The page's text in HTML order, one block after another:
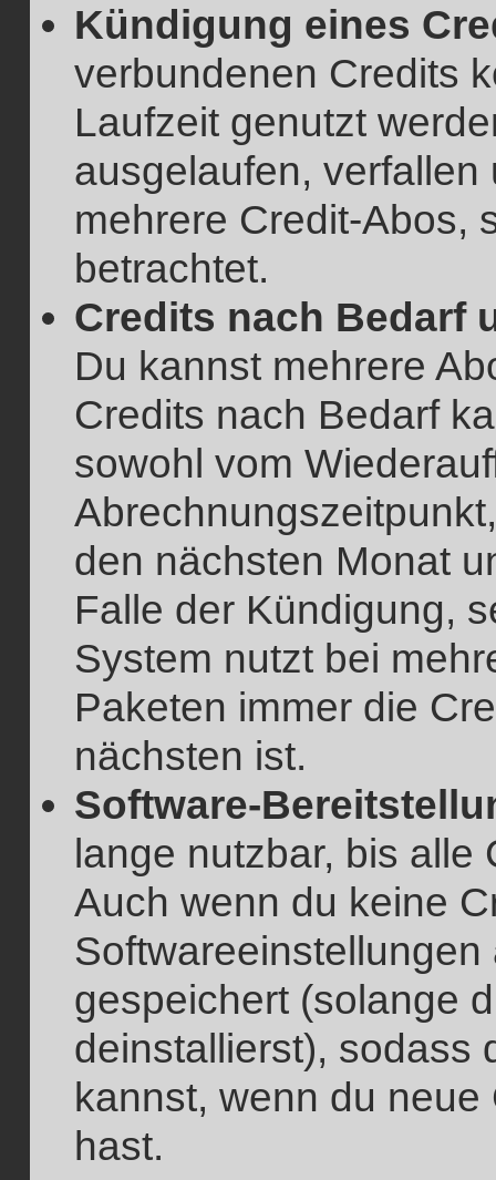
Kündigung eines
verbundenen Credits
Laufzeit genutzt
ausgelaufen,
mehrere Credit-Abos,
betrachtet.
Credits nach Bedarf
Du kannst mehrere
Credits nach Bedarf
sowohl vom
den nächsten Monat
Falle der Kündigung,
System nutzt bei
Paketen immer die
nächsten ist.
Software-
lange nutzbar, bis
Auch wenn du keine
gespeichert (solange
deinstallierst), sodass
kannst, wenn du
hast.